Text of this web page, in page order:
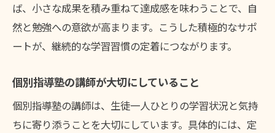
ば、小さな成果を積み重ねて達成感を味わうことで、自
然と勉強への意欲が高まります。こうした積極的なサポ
ートが、継続的な学習習慣の定着につながります。
個別指導塾の講師が大切にしていること
個別指導塾の講師は、生徒一人ひとりの学習状況と気持
ちに寄り添うことを大切にしています。具体的には、定